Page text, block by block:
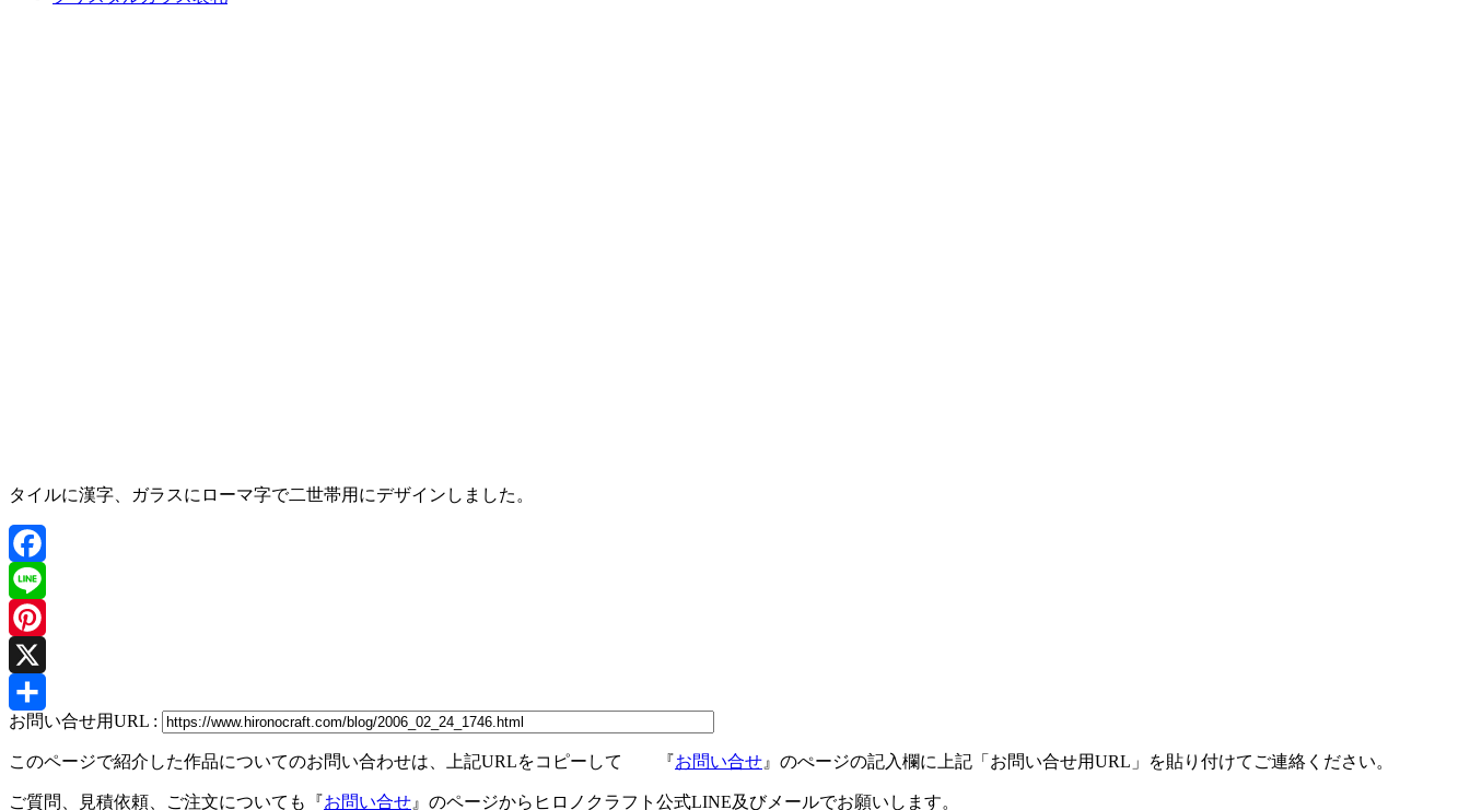
タイルに漢字、ガラスにローマ字で二世帯用にデザインしました。
Facebook
Line
Pinterest
X
共
有
お問い合せ用URL :
このページで紹介した作品についてのお問い合わせは、上記URLをコピーして 『お問い合せ 』のぺージの記入欄に上記「お問い合せ用URL」を貼り付けてご連絡ください。
ご質問、見積依頼、ご注文についても『お問い合せ 』のページからヒロノクラフト公式LINE及びメールでお願いします。